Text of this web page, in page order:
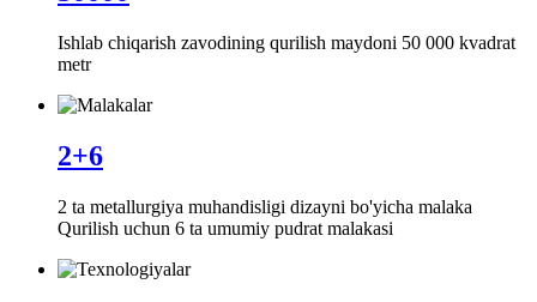
Ishlab chiqarish zavodining qurilish maydoni 50 000 kvadrat
metr
2+6
2 ta metallurgiya muhandisligi dizayni bo'yicha malaka
Qurilish uchun 6 ta umumiy pudrat malakasi